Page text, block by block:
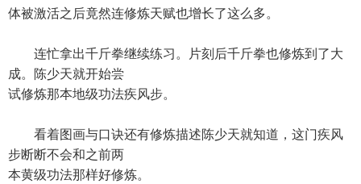
体被激活之后竟然连修炼天赋也增长了这么多。
连忙拿出千斤拳继续练习。片刻后千斤拳也修炼到了大
成。陈少天就开始尝
试修炼那本地级功法疾风步。
看着图画与口诀还有修炼描述陈少天就知道，这门疾风
步断断不会和之前两
本黄级功法那样好修炼。